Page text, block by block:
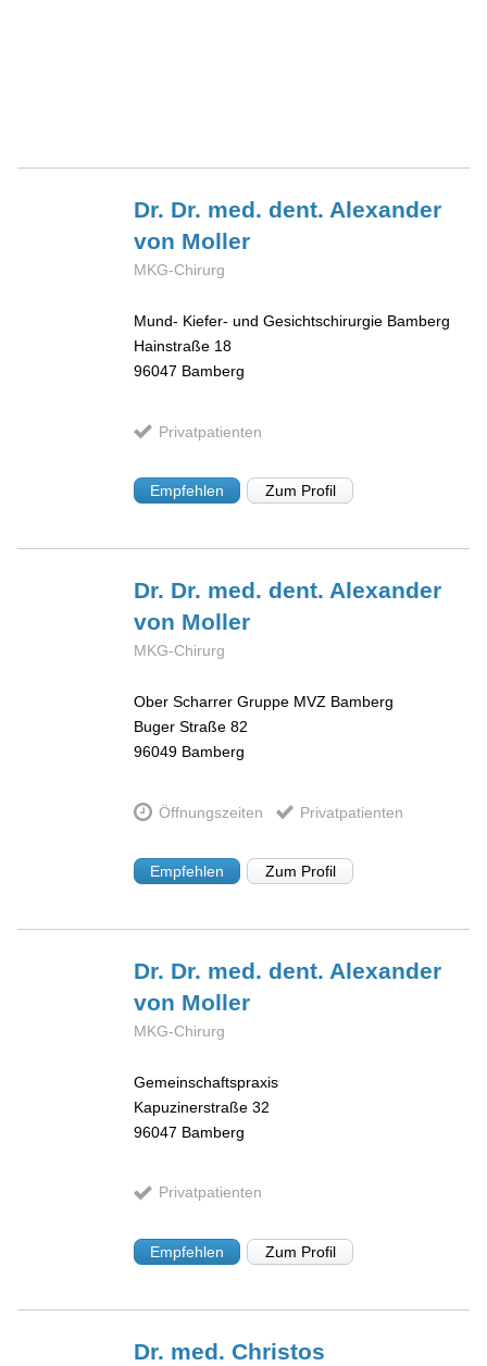
Dr. Dr. med. dent. Alexander
von Moller
MKG-Chirurg
Mund- Kiefer- und Gesichtschirurgie Bamberg
Hainstraße 18
96047 Bamberg
Privatpatienten
Empfehlen Zum Profil
Dr. Dr. med. dent. Alexander
von Moller
MKG-Chirurg
Ober Scharrer Gruppe MVZ Bamberg
Buger Straße 82
96049 Bamberg
Öffnungszeiten Privatpatienten
Empfehlen Zum Profil
Dr. Dr. med. dent. Alexander
von Moller
MKG-Chirurg
Gemeinschaftspraxis
Kapuzinerstraße 32
96047 Bamberg
Privatpatienten
Empfehlen Zum Profil
Dr. med. Christos